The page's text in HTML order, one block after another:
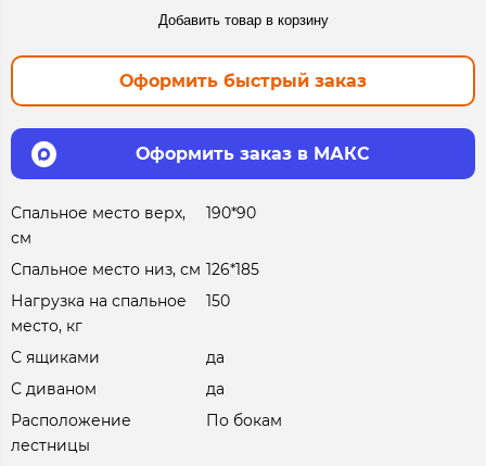
Добавить товар в корзину
Оформить быстрый заказ
Оформить заказ в МАКС
Спальное место верх,
см
190*90
Спальное место низ, см 126*185
Нагрузка на спальное
место, кг
150
С ящиками
да
С диваном
да
Расположение
лестницы
По бокам